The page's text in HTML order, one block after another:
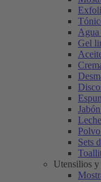
Agua
Gel
Sets
Utensilios y